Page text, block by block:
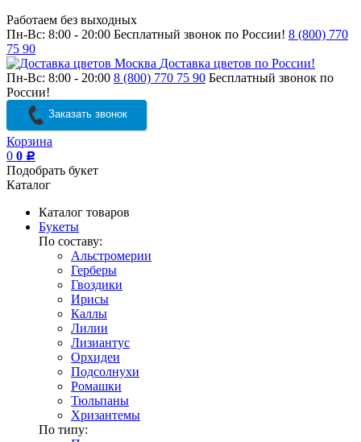
Работаем без выходных
Пн-Вс: 8:00 - 20:00 Бесплатный звонок по России! 8 (800) 770
75 90
Доставка цветов по России!
Пн-Вс: 8:00 - 20:00 8 (800) 770 75 90 Бесплатный звонок по
России!
Заказать звонок
Корзина
0 0 Р
Подобрать букет
Каталог
Каталог товаров
Букеты
По составу:
Альстромерии
Герберы
Гвоздики
Ирисы
Каллы
Лилии
Лизиантус
Орхидеи
Подсолнухи
Ромашки
Тюльпаны
Хризантемы
По типу: